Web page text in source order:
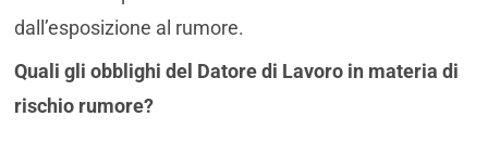
dall’esposizione al rumore.
Quali gli obblighi del Datore di Lavoro in materia di
rischio rumore?